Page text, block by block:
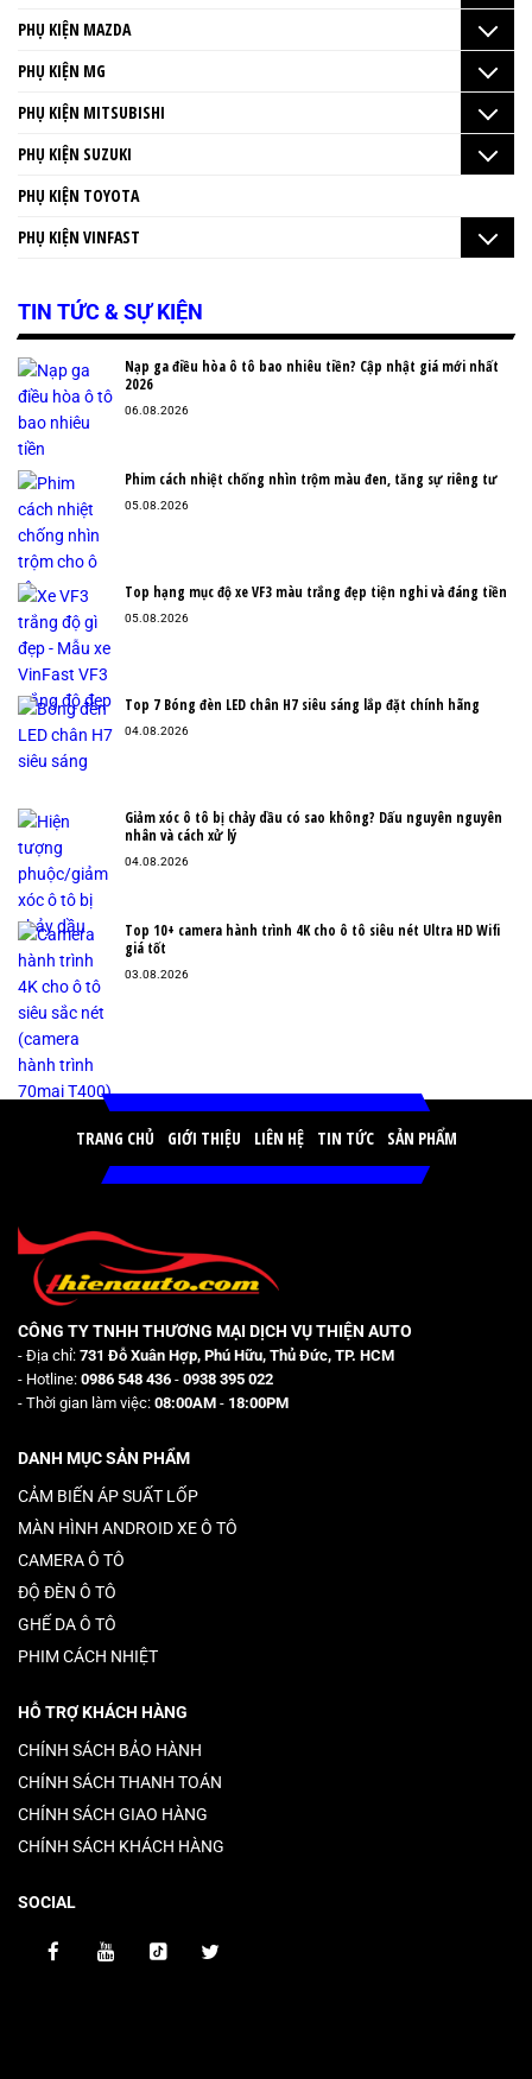
PHỤ KIỆN MAZDA
PHỤ KIỆN MG
PHỤ KIỆN MITSUBISHI
PHỤ KIỆN SUZUKI
PHỤ KIỆN TOYOTA
PHỤ KIỆN VINFAST
TIN TỨC & SỰ KIỆN
Nạp ga điều hòa ô tô bao nhiêu tiền? Cập nhật giá mới nhất
2026
06.08.2026
Phim cách nhiệt chống nhìn trộm màu đen, tăng sự riêng tư
05.08.2026
Top hạng mục độ xe VF3 màu trắng đẹp tiện nghi và đáng tiền
05.08.2026
Top 7 Bóng đèn LED chân H7 siêu sáng lắp đặt chính hãng
04.08.2026
Giảm xóc ô tô bị chảy dầu có sao không? Dấu nguyên nguyên
nhân và cách xử lý
04.08.2026
Top 10+ camera hành trình 4K cho ô tô siêu nét Ultra HD Wifi
giá tốt
03.08.2026
TRANG CHỦ GIỚI THIỆU LIÊN HỆ TIN TỨC SẢN PHẨM
CÔNG TY TNHH THƯƠNG MẠI DỊCH VỤ THIỆN AUTO
- Địa chỉ: 731 Đỗ Xuân Hợp, Phú Hữu, Thủ Đức, TP. HCM
- Hotline: 0986 548 436 - 0938 395 022
- Thời gian làm việc: 08:00AM - 18:00PM
DANH MỤC SẢN PHẨM
CẢM BIẾN ÁP SUẤT LỐP
MÀN HÌNH ANDROID XE Ô TÔ
CAMERA Ô TÔ
ĐỘ ĐÈN Ô TÔ
GHẾ DA Ô TÔ
PHIM CÁCH NHIỆT
HỖ TRỢ KHÁCH HÀNG
CHÍNH SÁCH BẢO HÀNH
CHÍNH SÁCH THANH TOÁN
CHÍNH SÁCH GIAO HÀNG
CHÍNH SÁCH KHÁCH HÀNG
SOCIAL